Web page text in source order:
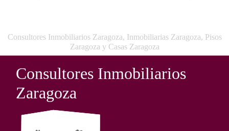
Consultores Inmobiliarios Zaragoza, Inmobiliarias Zaragoza, Pisos
Zaragoza y Casas Zaragoza
Consultores Inmobiliarios
Zaragoza